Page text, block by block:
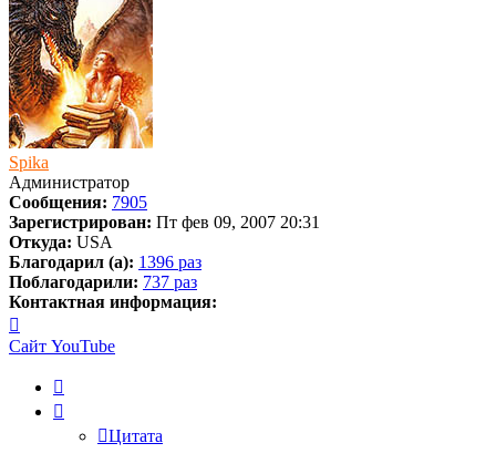
Spika
Администратор
Сообщения: 7905
Зарегистрирован: Пт фев 09, 2007 20:31
Откуда: USA
Благодарил (а): 1396 раз
Поблагодарили: 737 раз
Контактная информация:
информация
пользователя
Spika
Сайт YouTube
Цитата